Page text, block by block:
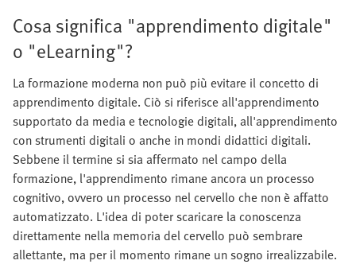
Cosa significa "apprendimento digitale"
o "eLearning"?
La formazione moderna non può più evitare il concetto di
apprendimento digitale. Ciò si riferisce all'apprendimento
supportato da media e tecnologie digitali, all'apprendimento
con strumenti digitali o anche in mondi didattici digitali.
Sebbene il termine si sia affermato nel campo della
formazione, l'apprendimento rimane ancora un processo
cognitivo, ovvero un processo nel cervello che non è affatto
automatizzato. L'idea di poter scaricare la conoscenza
direttamente nella memoria del cervello può sembrare
allettante, ma per il momento rimane un sogno irrealizzabile.